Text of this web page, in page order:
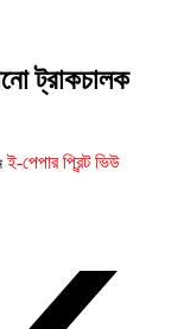
ট্রাকচালক
ই-পেপার প্রিন্ট ভিউ